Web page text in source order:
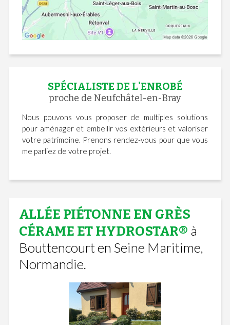
SPÉCIALISTE DE L'ENROBÉ
proche de Neufchâtel-en-Bray
Nous pouvons vous proposer de multiples solutions
pour aménager et embellir vos extérieurs et valoriser
votre patrimoine. Prenons rendez-vous pour que vous
me parliez de votre projet.
ALLÉE PIÉTONNE EN GRÈS
CÉRAME ET HYDROSTAR® à
Bouttencourt en Seine Maritime,
Normandie.